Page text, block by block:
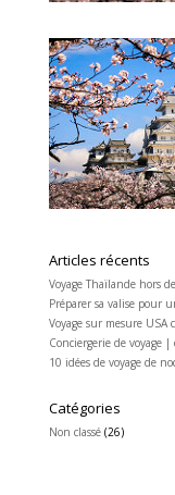
Articles récents
Voyage Thaïlande hors
Préparer sa valise pour
Voyage sur mesure USA
Conciergerie de voyage
10 idées de voyage de
Catégories
Non classé(26)